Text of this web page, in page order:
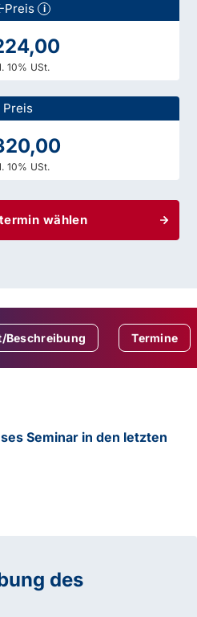
Preis i
10% USt.
Preis
10% USt.
wählen
Beschreibung Termine
Seminar in den letzten
des